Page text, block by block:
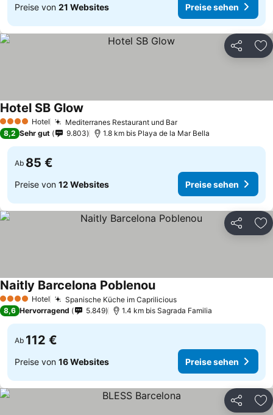
Preise von 21 Websites Preise sehen
Teilen
4 Sterne Hotel Mediterranes Restaurant und Bar
Hotel SB Glow
8,2 Sehr gut 9.803 1.8 km bis Playa de la Mar Bella
Ab 85 €
Preise von 12 Websites Preise sehen
Teilen
4 Sterne Hotel Spanische Küche im Caprilicious
Naitly Barcelona Poblenou
8,6 Hervorragend 5.849 1.4 km bis Sagrada Familia
Ab 112 €
Preise von 16 Websites Preise sehen
Teilen